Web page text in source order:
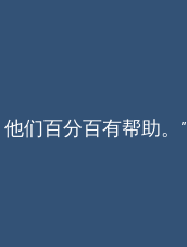
们百分百有帮助。”